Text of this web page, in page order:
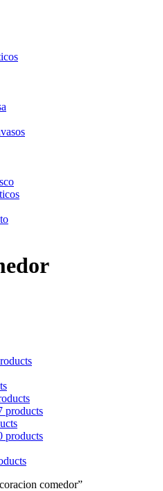
products
products
comedor”